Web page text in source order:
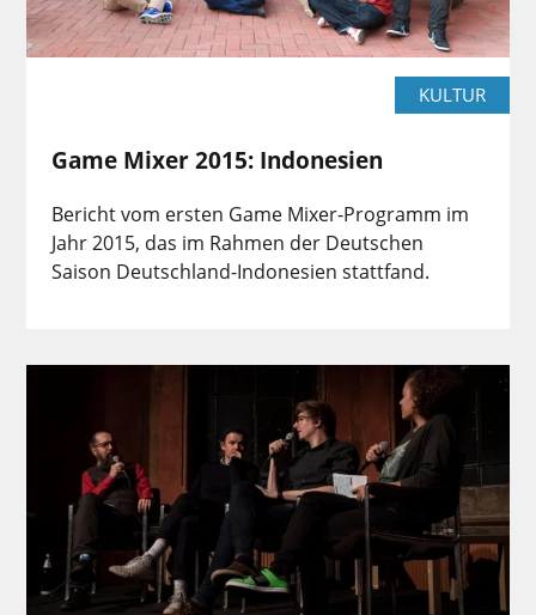
KULTUR
Game Mixer 2015: Indonesien
Bericht vom ersten Game Mixer-Programm im
Jahr 2015, das im Rahmen der Deutschen
Saison Deutschland-Indonesien stattfand.